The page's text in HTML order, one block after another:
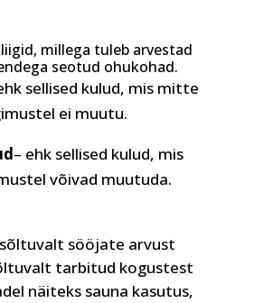
millega tuleb arvestad
seotud ohukohad.
sellised kulud, mis mitte
ei muutu.
– ehk sellised kulud, mis
võivad muutuda.
sööjate arvust
tarbitud kogustest
näiteks sauna kasutus,